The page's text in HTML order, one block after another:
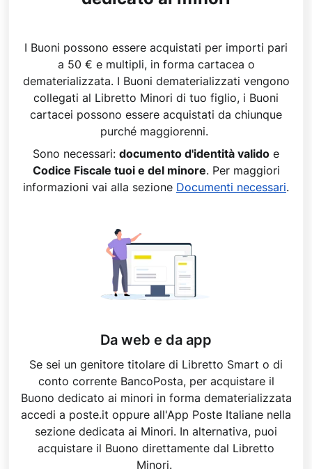
I Buoni possono essere acquistati per importi pari
a 50 € e multipli, in forma cartacea o
dematerializzata. I Buoni dematerializzati vengono
collegati al Libretto Minori di tuo figlio​, i Buoni
cartacei possono essere acquistati da chiunque
purché maggiorenni.
Sono necessari: documento d'identità valido e
Codice Fiscale tuoi e del minore. Per maggiori
informazioni vai alla sezione Documenti necessari.
Da web e da app
Se sei un genitore titolare di Libretto Smart o di
conto corrente BancoPosta, per acquistare il
Buono dedicato ai minori in forma dematerializzata
accedi a poste.it oppure all'App Poste Italiane nella
sezione dedicata ai Minori. In alternativa, puoi
acquistare il Buono direttamente dal Libretto
Minori.